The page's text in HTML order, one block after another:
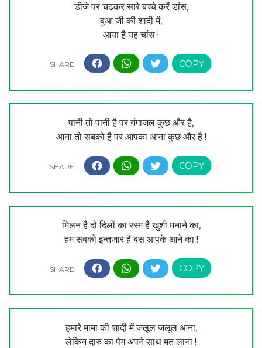
डीजे पर चढ़कर सारे बच्चे करें डांस,
बुआ जी की शादी में,
आया है यह चांस !
पानी तो पानी है पर गंगाजल कुछ और है,
आना तो सबको है पर आपका आना कुछ और है !
मिलन है दो दिलों का रस्म है खुशी मनाने का,
हम सबको इन्तजार है बस आपके आने का !
हमारे मामा की शादी में जलूल जलूल आना,
लेकिन दारु का पेग अपने साथ मत लाना !